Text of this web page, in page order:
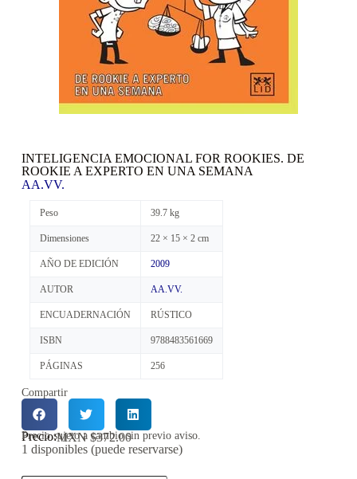
INTELIGENCIA EMOCIONAL FOR ROOKIES. DE
ROOKIE A EXPERTO EN UNA SEMANA
AA.VV.
Peso 39.7 kg
Dimensiones 22 × 15 × 2 cm
AÑO DE EDICIÓN 2009
AUTOR AA.VV.
ENCUADERNACIÓN RÚSTICO
ISBN 9788483561669
PÁGINAS 256
Compartir
Precio:MXN $372.00
Precio sujeto a cambio sin previo aviso.
1 disponibles (puede reservarse)